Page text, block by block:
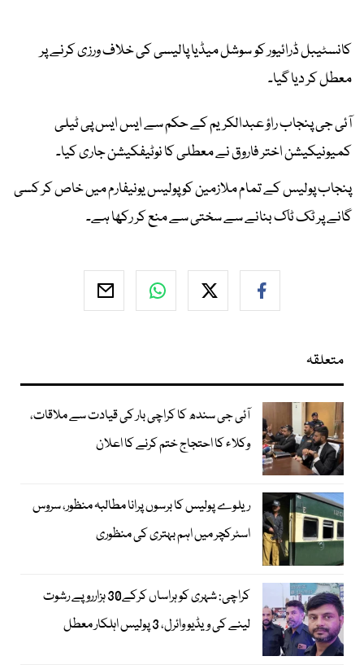
کانسٹیبل ڈرائیور کو سوشل میڈیا پالیسی کی خلاف ورزی کرنے پر
معطل کر دیا گیا۔
آئی جی پنجاب راؤ عبدالکریم کے حکم سے ایس ایس پی ٹیلی
کمیونیکیشن اختر فاروق نے معطلی کا نوٹیفکیشن جاری کیا۔
پنجاب پولیس کے تمام ملازمین کو پولیس یونیفارم میں خاص کر کسی
گانے پر ٹک ٹاک بنانے سے سختی سے منع کر رکھا ہے۔
متعلقہ
آئی جی سندھ کا کراچی بار کی قیادت سے ملاقات،
وکلاء کا احتجاج ختم کرنے کا اعلان
ریلوے پولیس کا برسوں پرانا مطالبہ منظور، سروس
اسٹرکچر میں اہم بہتری کی منظوری
کراچی: شہری کو ہراساں کرکے30 ہزارروپے رشوت
لینے کی ویڈیو وائرل، 3 پولیس اہلکار معطل